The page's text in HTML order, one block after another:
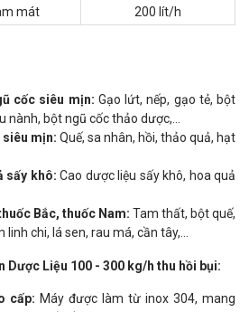
mát
200 lít/h
cốc siêu mịn: Gạo lứt, nếp, gạo tẻ, bột
nành, bột ngũ cốc thảo dược,…
siêu mịn: Quế, sa nhân, hồi, thảo quả, hạt
sấy khô: Cao dược liệu sấy khô, hoa quả
Bắc, thuốc Nam: Tam thất, bột quế,
chi, lá sen, rau má, cần tây,…
Dược Liệu 100 - 300 kg/h thu hồi bụi:
cấp: Máy được làm từ inox 304, mang